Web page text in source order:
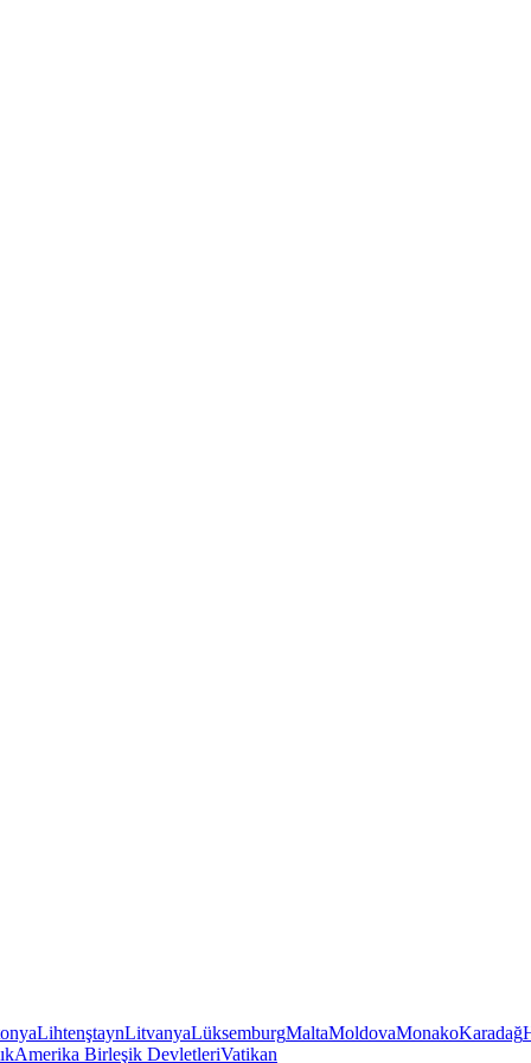
LihtenştaynLitvanyaLüksemburgMaltaMoldovaMonakoKaradağ
Amerika Birleşik DevletleriVatikan